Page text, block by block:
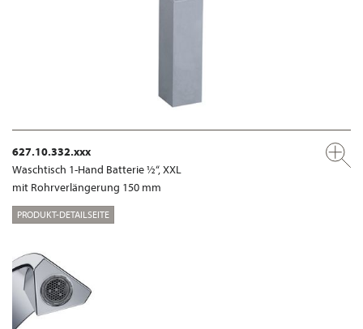
627.10.332.xxx
Waschtisch 1-Hand Batterie ½“, XXL
mit Rohrverlängerung 150 mm
PRODUKT-DETAILSEITE